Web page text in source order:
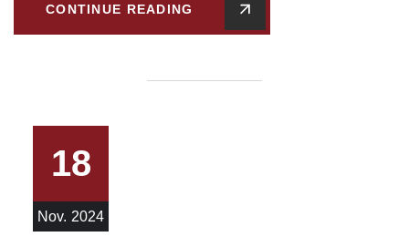
CONTINUE READING
18
Nov. 2024